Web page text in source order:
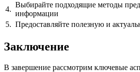
4.
Выбирайте подходящие методы
информации
5. Предоставляйте полезную и
Заключение
В завершение рассмотрим ключевые